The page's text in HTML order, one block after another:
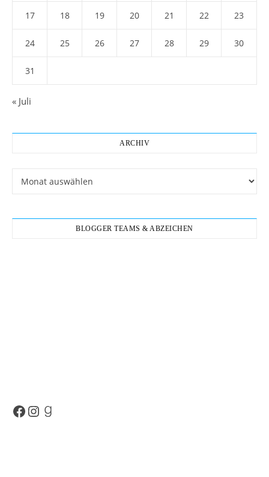
17 18 19 20 21 22 23
24 25 26 27 28 29 30
31
« Juli
ARCHIV
BLOGGER TEAMS & ABZEICHEN
Facebook
Instagram
Goodreads